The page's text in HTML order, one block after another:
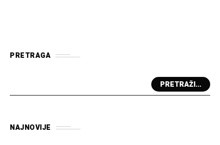
PRETRAGA
PRETRAŽI...
NAJNOVIJE